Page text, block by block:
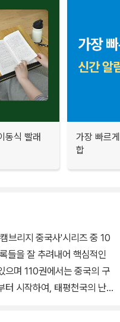
동식 빨래
가장 빠르
합
브리지 중국사'시리즈 중 10
들을 잘 추려내어 핵심적인
으며 110권에서는 중국의 구
터 시작하여, 태평천국의 난,